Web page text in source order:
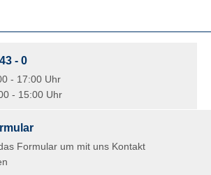
- 0
- 17:00 Uhr
- 15:00 Uhr
Formular um mit uns Kontakt